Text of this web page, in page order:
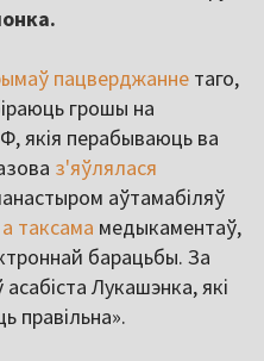
пацверджанне таго,
грошы на
якія перабываюць ва
з'яўлялася
аўтамабіляў
а таксама медыкаментаў,
барацьбы. За
Лукашэнка, які
правільна».